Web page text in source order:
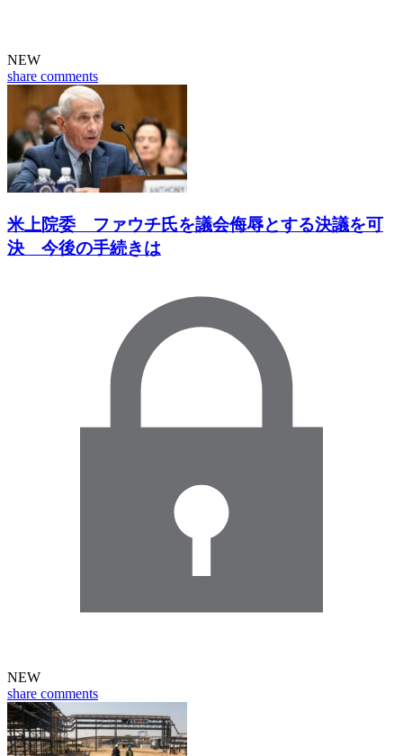
NEW
share comments
米上院委 ファウチ氏を議会侮辱とする決議を可
決 今後の手続きは
NEW
share comments